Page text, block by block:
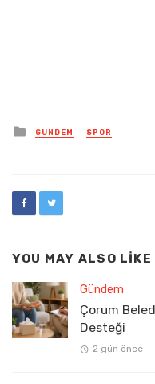
Posted
in
GÜNDEM SPOR
YOU MAY ALSO LIKE
Gündem
Çorum
Desteği
2 gün önce